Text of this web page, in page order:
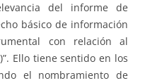
del informe de
básico de información
con relación al
)”. Ello tiene sentido en los
el nombramiento de